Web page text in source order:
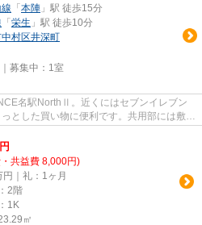
「 本陣 」駅 徒歩15分
「 栄生 」駅 徒歩10分
村区井深町
募集中： 1室
名駅NorthⅡ。近くにはセブンイレブン
とした買い物に便利です。共用部には敷地
円
共益費 8,000円)
円｜礼：1ヶ月
2階
1K
㎡